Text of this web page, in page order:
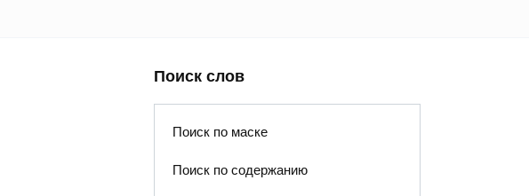
Поиск слов
Поиск по маске
Поиск по содержанию